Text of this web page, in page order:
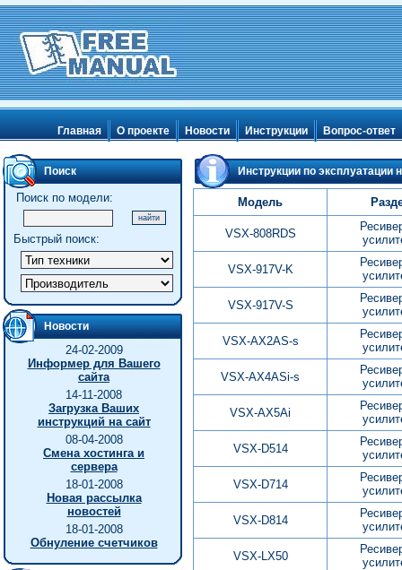
Главная О проекте Новости Инструкции Вопрос-ответ
Поиск
Поиск по модели:
Быстрый поиск:
Новости
24-02-2009
Информер для Вашего
сайта
14-11-2008
Загрузка Ваших
инструкций на сайт
08-04-2008
Смена хостинга и
сервера
18-01-2008
Новая рассылка
новостей
18-01-2008
Обнуление счетчиков
Инструкции по эксплуатации
Модель
VSX-808RDS
VSX-917V-K
VSX-917V-S
VSX-AX2AS-s
VSX-AX4ASi-s
VSX-AX5Ai
VSX-D514
VSX-D714
VSX-D814
VSX-LX50